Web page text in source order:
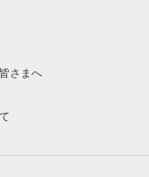
さまへ